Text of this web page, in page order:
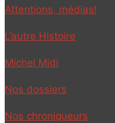
Attentions, médias!
L’autre Histoire
Michel Midi
Nos dossiers
Nos chroniqueurs